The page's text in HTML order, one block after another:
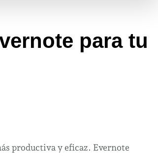
para tu
productiva y eficaz. Evernote